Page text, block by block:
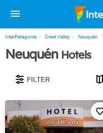
InterPatagonia Great Valley Neuquén
Neuquén Hotels
FILTER